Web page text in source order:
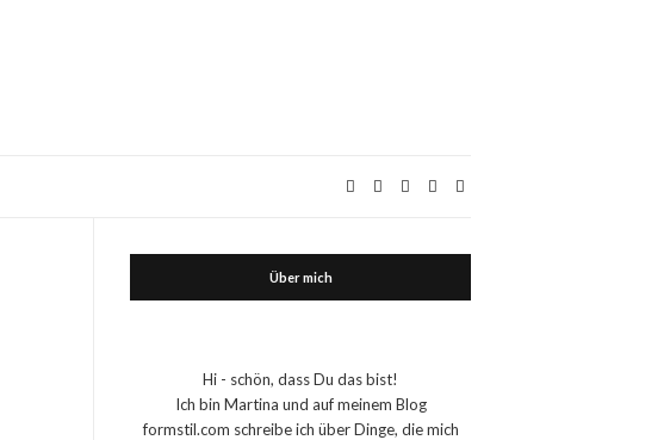
Über mich
Hi - schön, dass Du das bist!
Ich bin Martina und auf meinem Blog
formstil.com schreibe ich über Dinge, die mich